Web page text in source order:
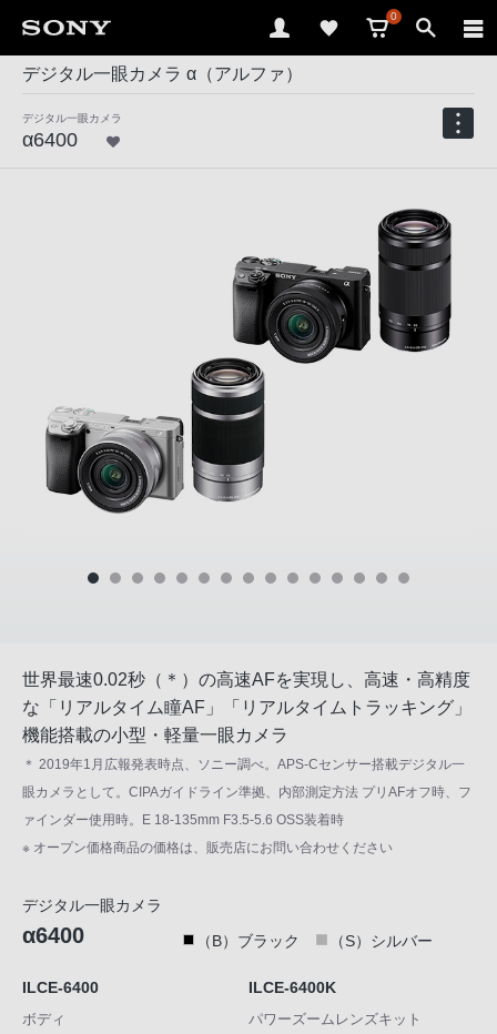
0
デジタル一眼カメラ α（アルファ）
デジタル一眼カメラ
α6400
世界最速0.02秒（＊）の高速AFを実現し、高速・高精度
な「リアルタイム瞳AF」「リアルタイムトラッキング」
機能搭載の小型・軽量一眼カメラ
＊ 2019年1月広報発表時点、ソニー調べ。APS-Cセンサー搭載デジタル一
眼カメラとして。CIPAガイドライン準拠、内部測定方法 プリAFオフ時、フ
ァインダー使用時。E 18-135mm F3.5-5.6 OSS装着時
※ オープン価格商品の価格は、販売店にお問い合わせください
デジタル一眼カメラ
α6400 （B）ブラック （S）シルバー
ILCE-6400
ボディ
ILCE-6400K
パワーズームレンズキット